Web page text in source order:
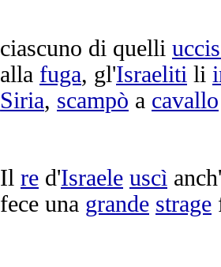
ciascuno di quelli
alla fuga, gl'Israeliti li
Siria, scampò a cavallo
Il re d'Israele uscì
fece una grande strage